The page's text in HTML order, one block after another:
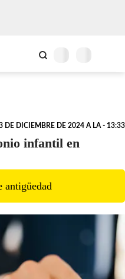
DE DICIEMBRE DE 2024 A LA - 13:33
infantil en
antigüedad